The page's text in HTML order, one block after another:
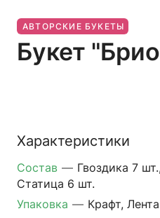
АВТОРСКИЕ БУКЕТЫ
Букет
Характеристики
Состав — Гвоздика 7
Статица 6 шт.
Упаковка — Крафт, Лента